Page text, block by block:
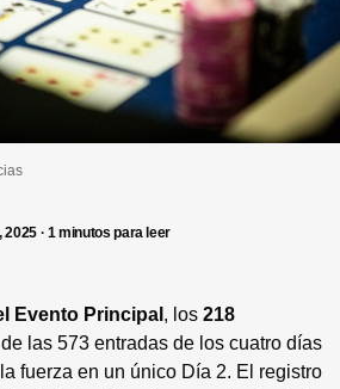
2025 · 1 minutos para leer
Evento Principal , los 218
de las 573 entradas de los cuatro días
fuerza en un único Día 2. El registro